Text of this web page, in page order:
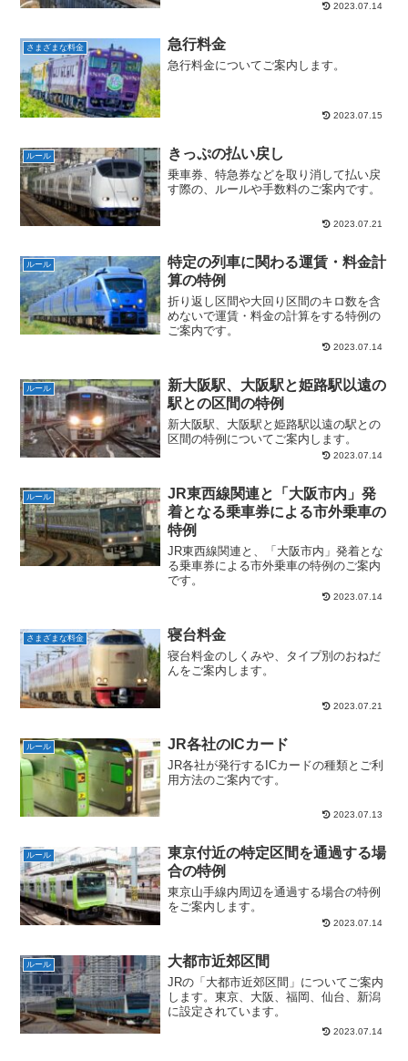
2023.07.14
さまざまな料金 急行料金
急行料金についてご案内します。
2023.07.15
ルール きっぷの払い戻し
乗車券、特急券などを取り消して払い戻
す際の、ルールや手数料のご案内です。
2023.07.21
ルール
特定の列車に関わる運賃・料金計
算の特例
折り返し区間や大回り区間のキロ数を含
めないで運賃・料金の計算をする特例の
ご案内です。
2023.07.14
ルール
新大阪駅、大阪駅と姫路駅以遠の
駅との区間の特例
新大阪駅、大阪駅と姫路駅以遠の駅との
区間の特例についてご案内します。
2023.07.14
ルール
JR東西線関連と「大阪市内」発
着となる乗車券による市外乗車の
特例
JR東西線関連と、「大阪市内」発着とな
る乗車券による市外乗車の特例のご案内
です。
2023.07.14
さまざまな料金 寝台料金
寝台料金のしくみや、タイプ別のおねだ
んをご案内します。
2023.07.21
ルール JR各社のICカード
JR各社が発行するICカードの種類とご利
用方法のご案内です。
2023.07.13
ルール
東京付近の特定区間を通過する場
合の特例
東京山手線内周辺を通過する場合の特例
をご案内します。
2023.07.14
ルール 大都市近郊区間
JRの「大都市近郊区間」についてご案内
します。東京、大阪、福岡、仙台、新潟
に設定されています。
2023.07.14